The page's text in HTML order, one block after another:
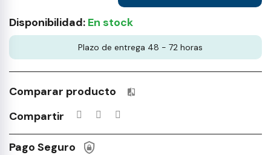
Disponibilidad: En stock
Plazo de entrega 48 - 72 horas
Comparar producto Productos incluidos en tu lista
Compartir
Pago Seguro